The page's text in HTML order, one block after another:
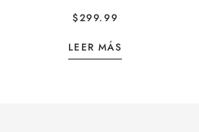
$299.99
LEER MÁS